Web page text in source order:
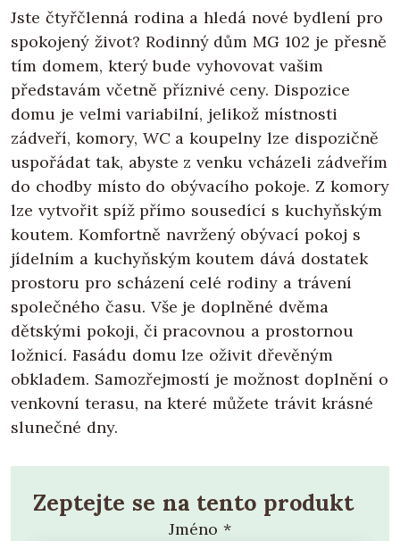
Jste čtyřčlenná rodina a hledá nové bydlení pro
spokojený život? Rodinný dům MG 102 je přesně
tím domem, který bude vyhovovat vašim
představám včetně příznivé ceny. Dispozice
domu je velmi variabilní, jelikož místnosti
zádveří, komory, WC a koupelny lze dispozičně
uspořádat tak, abyste z venku vcházeli zádveřím
do chodby místo do obývacího pokoje. Z komory
lze vytvořit spíž přímo sousedící s kuchyňským
koutem. Komfortně navržený obývací pokoj s
jídelním a kuchyňským koutem dává dostatek
prostoru pro scházení celé rodiny a trávení
společného času. Vše je doplněné dvěma
dětskými pokoji, či pracovnou a prostornou
ložnicí. Fasádu domu lze oživit dřevěným
obkladem. Samozřejmostí je možnost doplnění o
venkovní terasu, na které můžete trávit krásné
slunečné dny.
Zeptejte se na tento produkt
Jméno *